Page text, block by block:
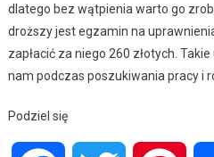
dlatego bez wątpienia warto go
droższy jest egzamin na
zapłacić za niego 260 złotych.
nam podczas poszukiwania pracy i
Podziel się